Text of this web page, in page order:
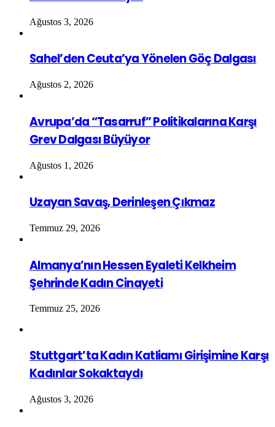
Ağustos 3, 2026
Sahel’den Ceuta’ya Yönelen Göç Dalgası
Ağustos 2, 2026
Avrupa’da “Tasarruf” Politikalarına Karşı
Grev Dalgası Büyüyor
Ağustos 1, 2026
Uzayan Savaş, Derinleşen Çıkmaz
Temmuz 29, 2026
Almanya’nın Hessen Eyaleti Kelkheim
Şehrinde Kadın Cinayeti
Temmuz 25, 2026
Stuttgart’ta Kadın Katliamı Girişimine Karşı
Kadınlar Sokaktaydı
Ağustos 3, 2026